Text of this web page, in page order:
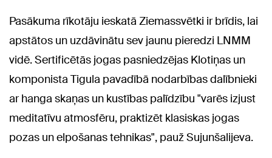
Pasākuma rīkotāju ieskatā Ziemassvētki ir brīdis, lai
apstātos un uzdāvinātu sev jaunu pieredzi LNMM
vidē. Sertificētās jogas pasniedzējas Klotiņas un
komponista Tigula pavadībā nodarbības dalībnieki
ar hanga skaņas un kustības palīdzību "varēs izjust
meditatīvu atmosfēru, praktizēt klasiskas jogas
pozas un elpošanas tehnikas", pauž Sujunšalijeva.